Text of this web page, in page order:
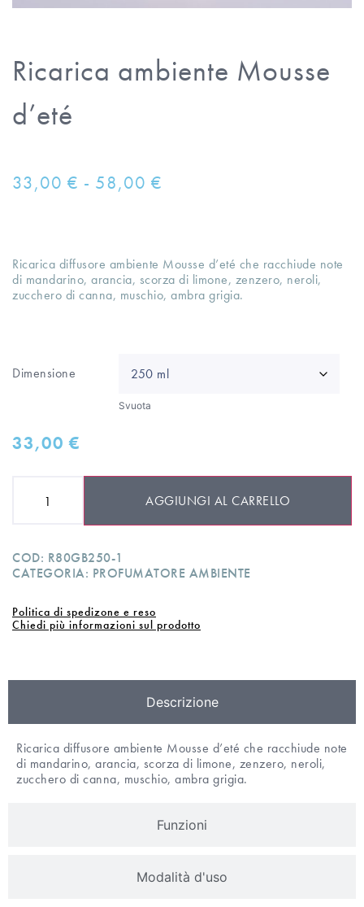
Ricarica ambiente Mousse
d’eté
33,00 € - 58,00 €
Ricarica diffusore ambiente Mousse d’eté che racchiude note
di mandarino, arancia, scorza di limone, zenzero, neroli,
zucchero di canna, muschio, ambra grigia.
Dimensione
Svuota
33,00€
AGGIUNGI AL CARRELLO
COD: R80GB250-1
CATEGORIA: PROFUMATORE AMBIENTE
Politica di spedizone e reso
Chiedi più informazioni sul prodotto
Descrizione
Funzioni
Modalità d'uso
Ricarica diffusore ambiente Mousse d’eté che racchiude note
di mandarino, arancia, scorza di limone, zenzero, neroli,
zucchero di canna, muschio, ambra grigia.